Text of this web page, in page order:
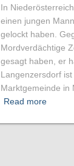
In
einen jungen
gelockt haben.
Mordverdächtige
gesagt haben, er
Langenzersdorf
Marktgemeinde in
Read more